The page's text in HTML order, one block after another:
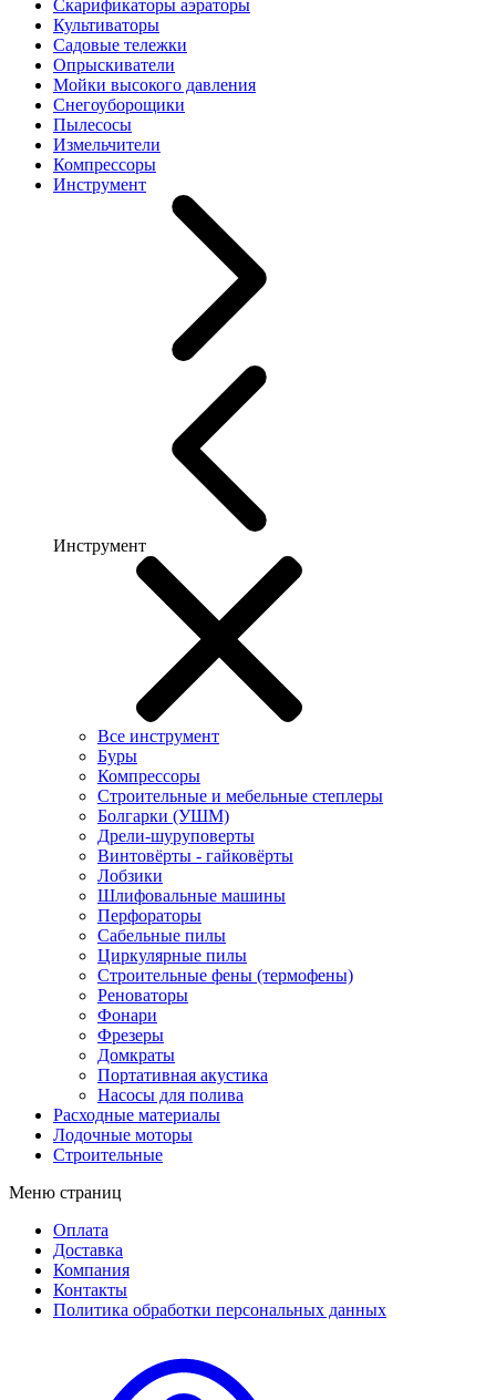
Скарификаторы аэраторы
Культиваторы
Садовые тележки
Опрыскиватели
Мойки высокого давления
Снегоуборощики
Пылесосы
Измельчители
Компрессоры
Инструмент
Инструмент
Все инструмент
Буры
Компрессоры
Строительные и мебельные степлеры
Болгарки (УШМ)
Дрели-шуруповерты
Винтовёрты - гайковёрты
Лобзики
Шлифовальные машины
Перфораторы
Сабельные пилы
Циркулярные пилы
Строительные фены (термофены)
Реноваторы
Фонари
Фрезеры
Домкраты
Портативная акустика
Насосы для полива
Расходные материалы
Лодочные моторы
Строительные
Меню страниц
Оплата
Доставка
Компания
Контакты
Политика обработки персональных данных